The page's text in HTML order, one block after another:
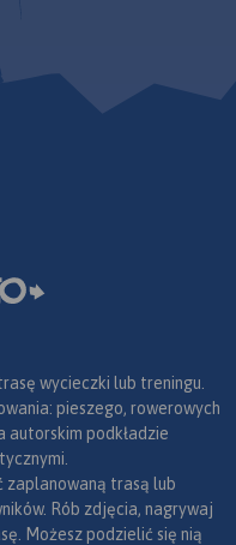
wycieczki lub treningu.
pieszego, rowerowych
autorskim podkładzie
zaplanowaną trasą lub
Rób zdjęcia, nagrywaj
Możesz podzielić się nią